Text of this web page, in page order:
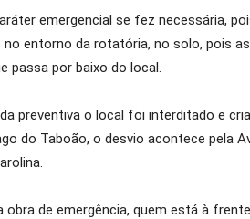
emergencial se fez necessária,
no entorno da rotatória, no solo, pois
passa por baixo do local.
preventiva o local foi interditado e
do Taboão, o desvio acontece pela
obra de emergência, quem está à